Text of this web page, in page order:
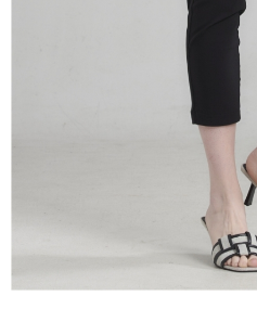
１．透過由恩沛科技股份有限公司提供
易，需依本服務之必要範圍內提供個人
權轉讓予恩沛科技股份有限公司。
２．關於個人資料處理事宜，請瀏覽以
https://aftee.tw/terms/#terms3
３．未成年的使用者請事先徵得法定代
「AFTEE先享後付」，若未經同意申辦
４．使用「AFTEE先享後付」時，將依
時審查核予不同之上限額度；若仍有額
５．嚴禁一人註冊多個帳號或使用他人
恩沛科技股份有限公司將有權停止該用